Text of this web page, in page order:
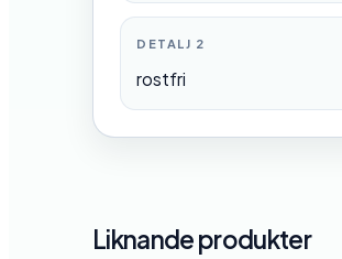
DETALJ 2
rostfri
Liknande produkter